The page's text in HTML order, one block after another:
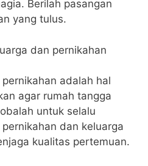
Berilah pasangan
yang tulus.
dan pernikahan
adalah hal
agar rumah tangga
untuk selalu
dan keluarga
kualitas pertemuan.